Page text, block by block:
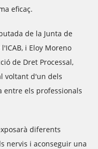
eficaç.
de la Junta de
i Eloy Moreno
de Dret Processal,
voltant d'un dels
entre els professionals
diferents
nervis i aconseguir una